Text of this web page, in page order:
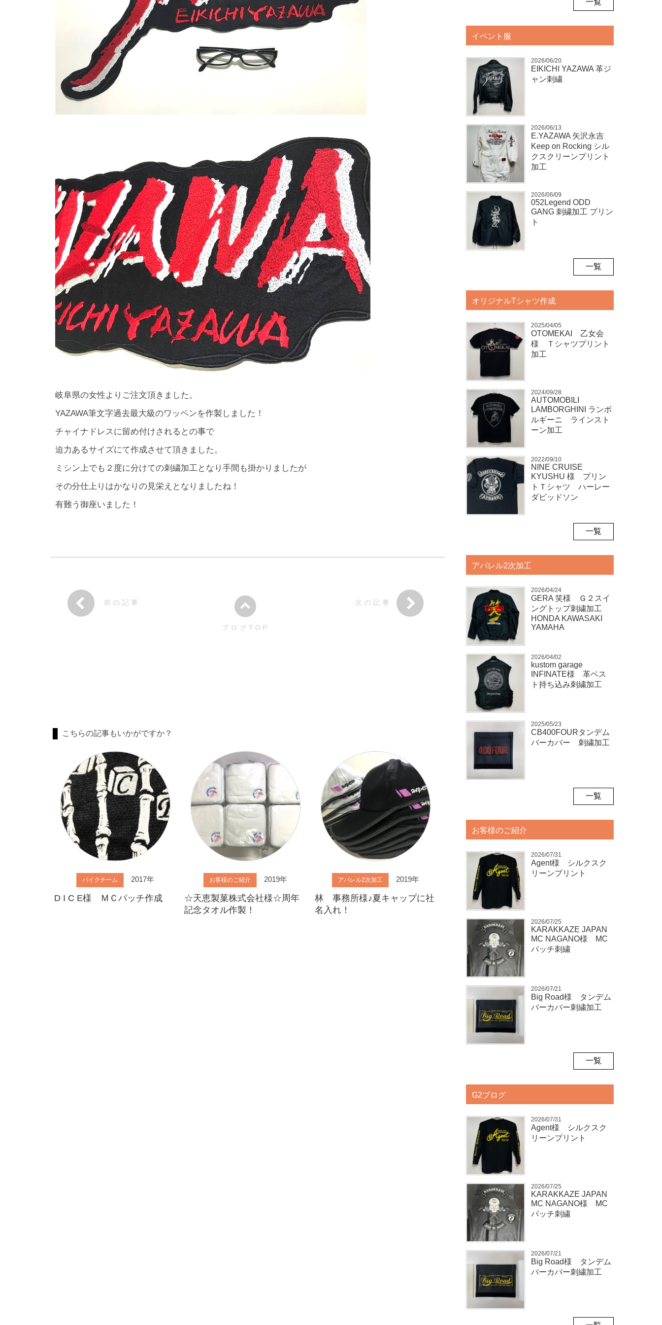
岐阜県の女性よりご注文頂きました。
YAZAWA筆文字過去最大級のワッペンを作製しました！
チャイナドレスに留め付けされるとの事で
迫力あるサイズにて作成させて頂きました。
ミシン上でも２度に分けての刺繍加工となり手間も掛かりましたが
その分仕上りはかなりの見栄えとなりましたね！
有難う御座いました！
前の記事
ブログTOP
次の記事
こちらの記事もいかがですか？
バイクチーム 2017年
D I C E様 ＭＣパッチ作成
お客様のご紹介 2019年
☆天恵製菓株式会社様☆周年
記念タオル作製！
アパレル2次加工 2019年
林 事務所様♪夏キャップに社
名入れ！
一覧
イベント服
2026/06/20
EIKICHI YAZAWA 革ジ
ャン刺繍
2026/06/13
E.YAZAWA 矢沢永吉
Keep on Rocking シル
クスクリーンプリント
加工
2026/06/09
052Legend ODD
GANG 刺繍加工 プリン
ト
一覧
オリジナルTシャツ作成
2025/04/05
OTOMEKAI 乙女会
様 Ｔシャツプリント
加工
2024/09/28
AUTOMOBILI
LAMBORGHINI ランボ
ルギーニ ラインスト
ーン加工
2022/09/10
NINE CRUISE
KYUSHU 様 プリン
トＴシャツ ハーレー
ダビッドソン
一覧
アパレル2次加工
2026/04/24
GERA 笑様 Ｇ２スイ
ングトップ刺繍加工
HONDA KAWASAKI
YAMAHA
2026/04/02
kustom garage
INFINATE様 革ベス
ト持ち込み刺繍加工
2025/05/23
CB400FOURタンデム
バーカバー 刺繍加工
一覧
お客様のご紹介
2026/07/31
Agent様 シルクスク
リーンプリント
2026/07/25
KARAKKAZE JAPAN
MC NAGANO様 MC
パッチ刺繍
2026/07/21
Big Road様 タンデム
バーカバー刺繍加工
一覧
G2ブログ
2026/07/31
Agent様 シルクスク
リーンプリント
2026/07/25
KARAKKAZE JAPAN
MC NAGANO様 MC
パッチ刺繍
2026/07/21
Big Road様 タンデム
バーカバー刺繍加工